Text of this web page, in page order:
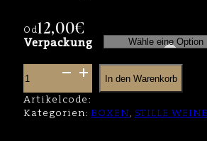
Od12,00€
Verpackung
Teran
PTP
Klassik
Menge
In den Warenkorb
Artikelcode:
Kategorien:BOXEN, STILLE WEINE